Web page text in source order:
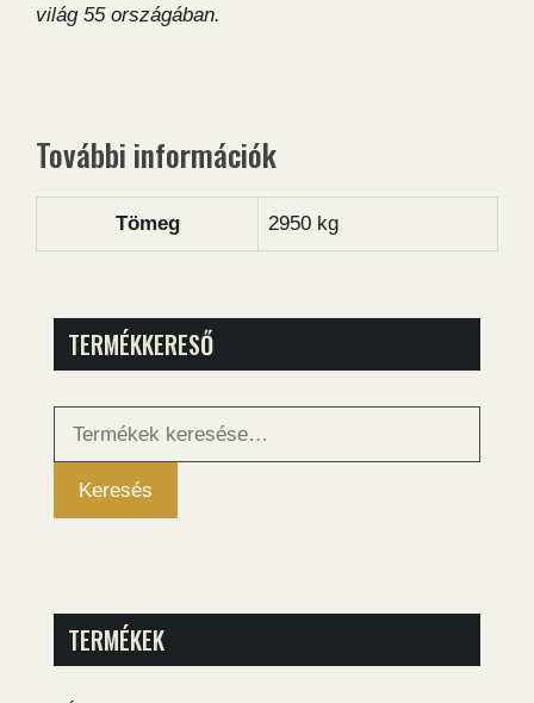
világ 55 országában.
További információk
Tömeg 2950 kg
TERMÉKKERESŐ
Keresés
Keresés
TERMÉKEK